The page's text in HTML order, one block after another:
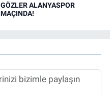
GÖZLER ALANYASPOR
MAÇINDA!